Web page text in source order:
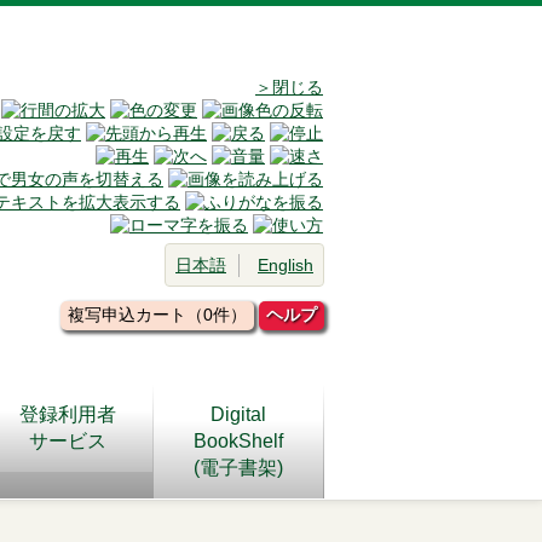
＞閉じる
日本語 English
複写申込カート（0件） ヘルプ
登録利用者
サービス
Digital
BookShelf
(電子書架)